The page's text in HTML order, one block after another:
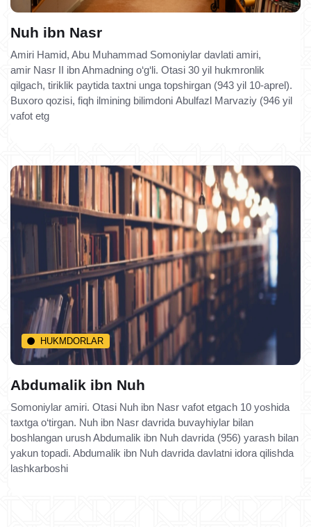
Nuh ibn Nasr
Amiri Hamid, Abu Muhammad Somoniylar davlati amiri,
amir Nasr II ibn Ahmadning o‘g‘li. Otasi 30 yil hukmronlik
qilgach, tiriklik paytida taxtni unga topshirgan (943 yil 10-aprel).
Buxoro qozisi, fiqh ilmining bilimdoni Abulfazl Marvaziy (946 yil
vafot etg
HUKMDORLAR
Abdumalik ibn Nuh
Somoniylar amiri. Otasi Nuh ibn Nasr vafot etgach 10 yoshida
taxtga o‘tirgan. Nuh ibn Nasr davrida buvayhiylar bilan
boshlangan urush Abdumalik ibn Nuh davrida (956) yarash bilan
yakun topadi. Abdumalik ibn Nuh davrida davlatni idora qilishda
lashkarboshi